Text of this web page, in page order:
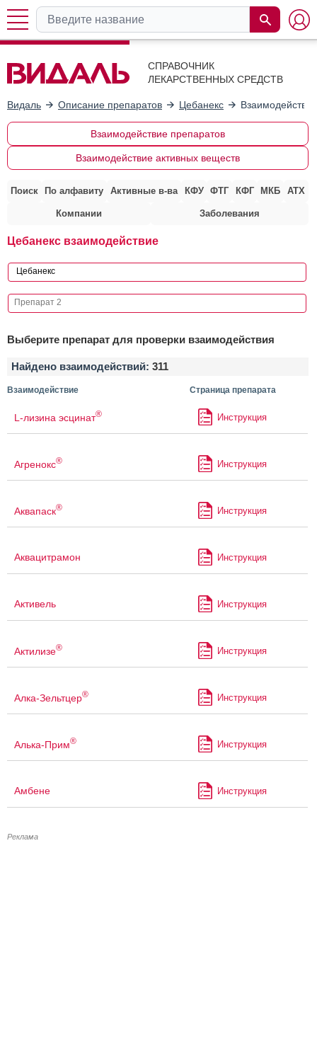
СПРАВОЧНИК
ЛЕКАРСТВЕННЫХ СРЕДСТВ
Видаль Описание препаратов Цебанекс
Взаимодействие препаратов
Взаимодействие активных веществ
Поиск По алфавиту Активные в-ва КФУ ФТГ КФГ МКБ АТХ
Компании Заболевания
Цебанекс взаимодействие
Выберите препарат для проверки взаимодействия
Найдено взаимодействий: 311
Взаимодействие Страница препарата
L-лизина эсцинат® Инструкция
Агренокс® Инструкция
Аквапаск® Инструкция
Аквацитрамон Инструкция
Активель Инструкция
Актилизе® Инструкция
Алка-Зельтцер® Инструкция
Алька-Прим® Инструкция
Амбене Инструкция
Реклама